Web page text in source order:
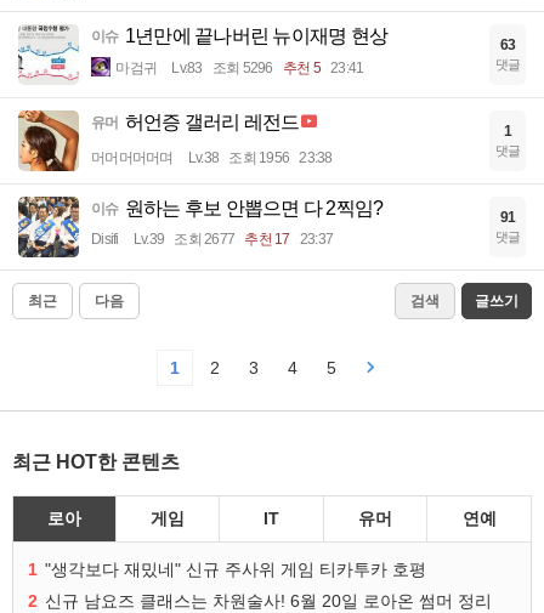
이슈 1년만에 끝나버린 뉴이재명 현상
마검귀 Lv.83 조회 5296 추천 5 23:41
63
댓글
유머 허언증 갤러리 레전드
머머머머머며 Lv.38 조회 1956 23:38
1
댓글
이슈 원하는 후보 안뽑으면 다 2찍임?
Disifi Lv.39 조회 2677 추천 17 23:37
91
댓글
최근 다음 검색 글쓰기
1 2 3 4 5
최근 HOT한 콘텐츠
로아 게임 IT 유머 연예
1 "생각보다 재밌네" 신규 주사위 게임 티카투카 호평
2 신규 남요즈 클래스는 차원술사! 6월 20일 로아온 썸머 정리